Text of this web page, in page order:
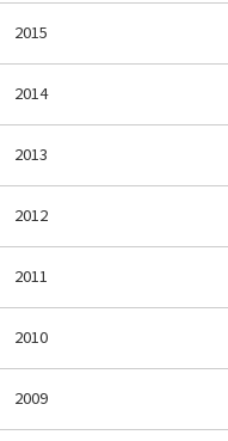
2015
2014
2013
2012
2011
2010
2009